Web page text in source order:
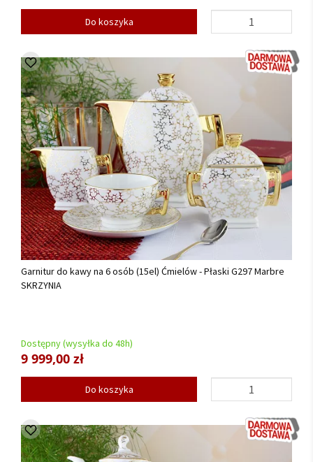
Do koszyka
Garnitur do kawy na 6 osób (15el) Ćmielów - Płaski G297 Marbre
SKRZYNIA
Dostępny (wysyłka do 48h)
9 999,00 zł
Do koszyka